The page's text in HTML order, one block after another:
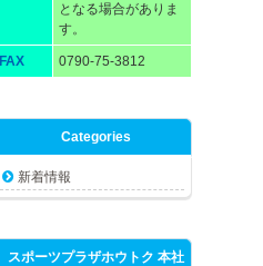
となる場合がありま
す。
FAX 0790-75-3812
Categories
新着情報
スポーツプラザホウトク 本社